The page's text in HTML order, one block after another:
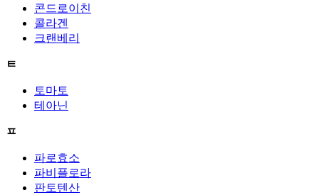
콘드로이친
콜라겐
크랜베리
ㅌ
토마토
테아닌
ㅍ
파로효소
파비플로라
판토텐산